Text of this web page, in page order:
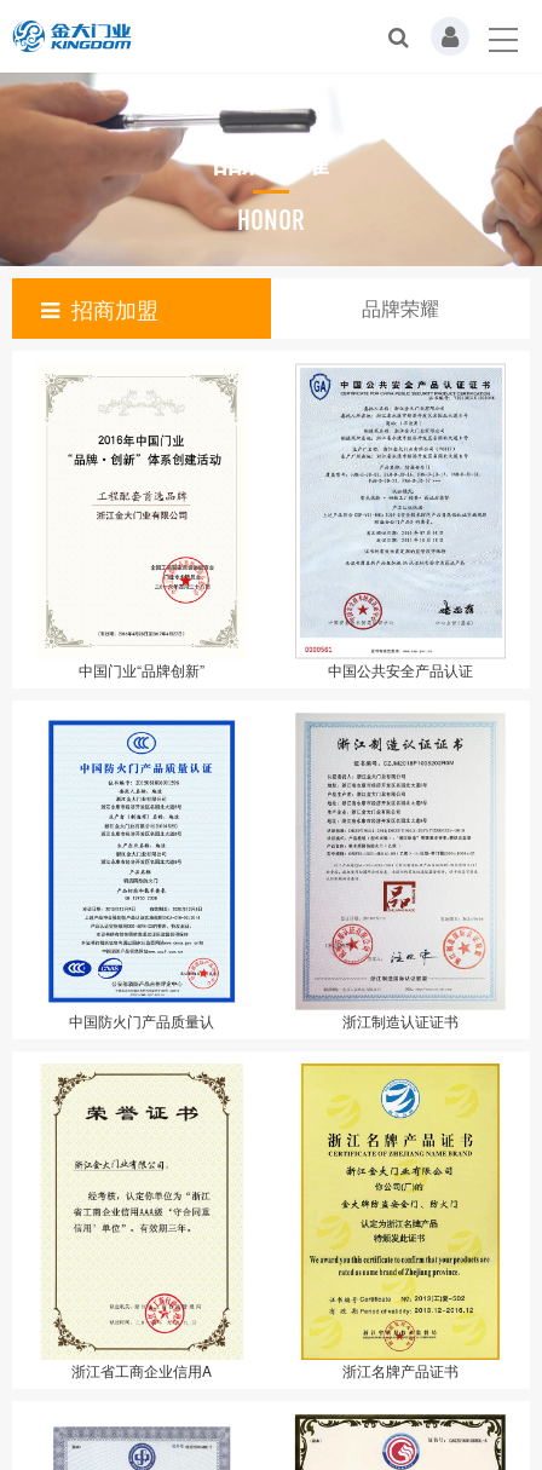
品牌荣耀
HONOR
招商加盟 品牌荣耀
中国门业“品牌创新” 中国公共安全产品认证
中国防火门产品质量认 浙江制造认证证书
浙江省工商企业信用A 浙江名牌产品证书